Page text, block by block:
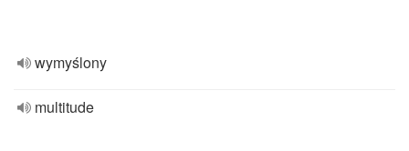
wymyślony
multitude